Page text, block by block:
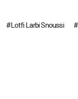
Lotfi Larbi Snoussi